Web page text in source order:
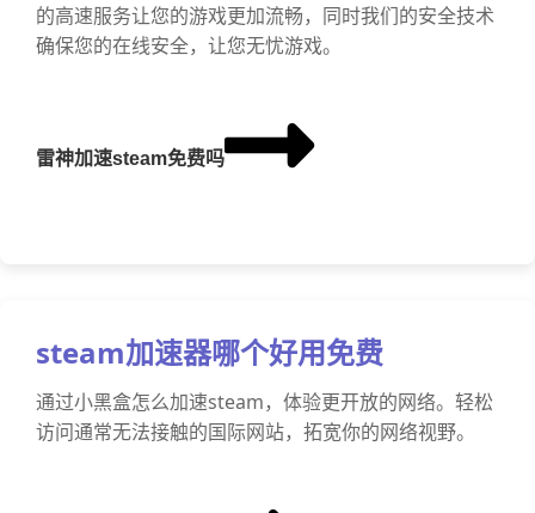
的高速服务让您的游戏更加流畅，同时我们的安全技术
确保您的在线安全，让您无忧游戏。
雷神加速steam免费吗
steam加速器哪个好用免费
通过小黑盒怎么加速steam，体验更开放的网络。轻松
访问通常无法接触的国际网站，拓宽你的网络视野。